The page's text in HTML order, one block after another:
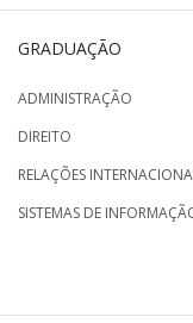
GRADUAÇÃO
ADMINISTRAÇÃO
DIREITO
RELAÇÕES
SISTEMAS DE